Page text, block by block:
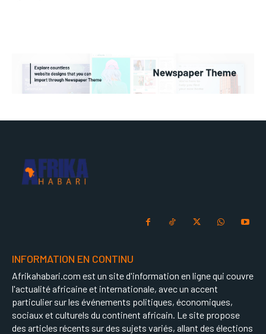
INFORMATION EN CONTINU
Afrikahabari.com est un site d'information en ligne qui couvre
l'actualité africaine et internationale, avec un accent
particulier sur les événements politiques, économiques,
sociaux et culturels du continent africain. Le site propose
des articles récents sur des sujets variés, allant des élections